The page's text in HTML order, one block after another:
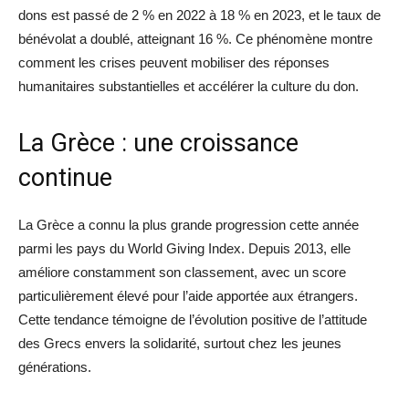
dons est passé de 2 % en 2022 à 18 % en 2023, et le taux de
bénévolat a doublé, atteignant 16 %. Ce phénomène montre
comment les crises peuvent mobiliser des réponses
humanitaires substantielles et accélérer la culture du don.
La Grèce : une croissance
continue
La Grèce a connu la plus grande progression cette année
parmi les pays du World Giving Index. Depuis 2013, elle
améliore constamment son classement, avec un score
particulièrement élevé pour l’aide apportée aux étrangers.
Cette tendance témoigne de l’évolution positive de l’attitude
des Grecs envers la solidarité, surtout chez les jeunes
générations.